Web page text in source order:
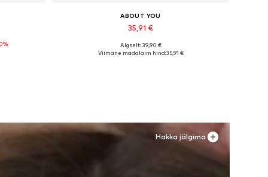
ABOUT YOU
35,91 €
Saadaolevad suurused: 36, 38
Algselt: 39,90 €
Viimane madalaim hind:35,91 €
Hakka jälgima